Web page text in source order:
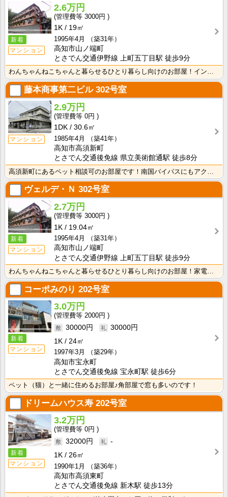
新着
マンション
2.6万円
3000円
1K
19㎡
1995年4月
（築31年）
高知市山ノ端町
とさでん交通伊野線 上町五丁目駅 徒歩9分
わんちゃんねこちゃんと暮らせるひとり暮らし向けのお部屋！インターネット月額接続使用無料なので、月々の･･･
藤本商事第二ビル302号室
マンション
2.9万円
0円
1DK
30.6㎡
1985年4月
（築41年）
高知市高須新町
とさでん交通後免線 県立美術館通駅 徒歩8分
ヴェルデ・Ｎ 302号室
新着
マンション
2.7万円
3000円
1K
19.04㎡
1995年4月
（築31年）
高知市山ノ端町
とさでん交通伊野線 上町五丁目駅 徒歩9分
コーポみのり 202号室
新着
マンション
3.0万円
2000円
30000円
30000円
1K
24㎡
1997年3月
（築29年）
高知市宝永町
とさでん交通後免線 宝永町駅 徒歩6分
ペット（猫）と一緒に住めるお部屋♪角部屋で窓も多いのです！
ドリームハウス寿 202号室
新着
マンション
3.2万円
0円
32000円
-
1K
26㎡
1990年1月
（築36年）
高知市高須東町
とさでん交通後免線 新木駅 徒歩13分